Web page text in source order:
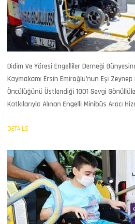
Didim Ve Yöresi Engelliler Derneği
Kaymakamı Ersin Emiroğlu’nun Eşi Zeynep
Öncülüğünü Üstlendiği 1001 Sevgi
Katkılarıyla Alınan Engelli Minibüs Aracı
DETAILS